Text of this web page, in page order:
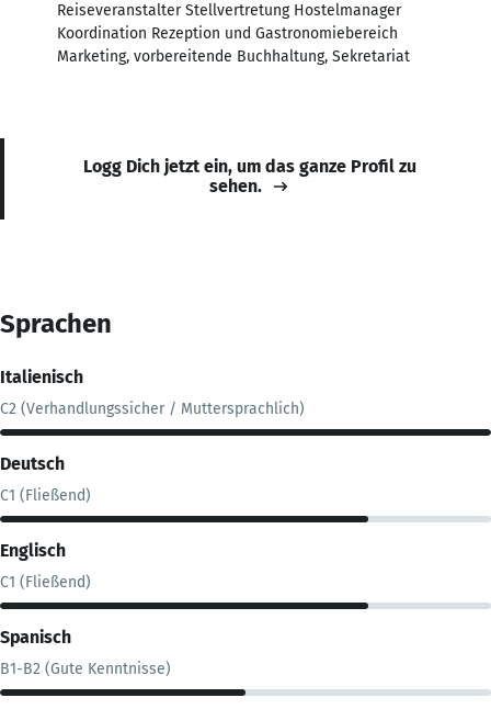
Reiseveranstalter Stellvertretung Hostelmanager
Koordination Rezeption und Gastronomiebereich
Marketing, vorbereitende Buchhaltung, Sekretariat
Logg Dich jetzt ein, um das ganze Profil zu
sehen.
Sprachen
Italienisch
C2 (Verhandlungssicher / Muttersprachlich)
Deutsch
C1 (Fließend)
Englisch
C1 (Fließend)
Spanisch
B1-B2 (Gute Kenntnisse)